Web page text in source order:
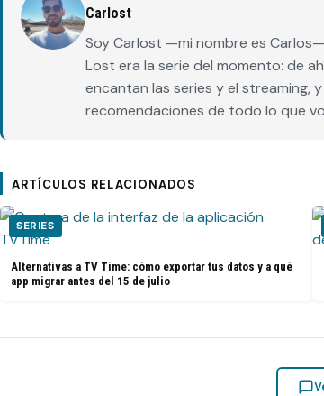
Carlost
Soy Carlost —mi nombre es
Lost era la serie del momento: de
encantan las series y el streaming,
recomendaciones de todo lo que
ARTÍCULOS RELACIONADOS
SERIES
Alternativas a TV Time: cómo exportar tus datos y a qué
app migrar antes del 15 de julio